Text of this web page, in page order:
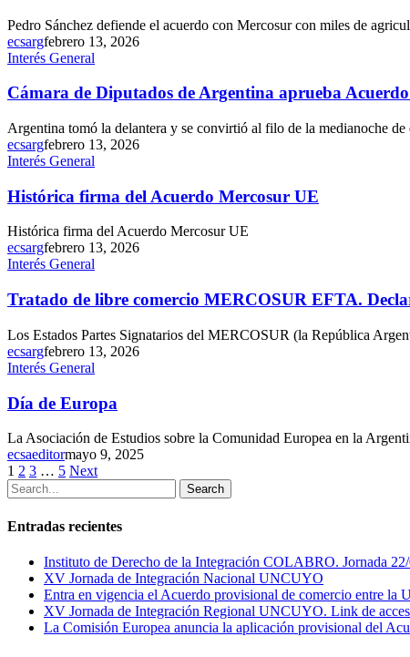
Pedro Sánchez defiende el acuerdo con Mercosur con miles de
ecsargfebrero 13, 2026
Interés General
Cámara de Diputados de Argentina aprueba
Argentina tomó la delantera y se convirtió al filo de la medianoche
ecsargfebrero 13, 2026
Interés General
Histórica firma del Acuerdo Mercosur UE
Histórica firma del Acuerdo Mercosur UE
ecsargfebrero 13, 2026
Interés General
Tratado de libre comercio MERCOSUR EFTA.
Los Estados Partes Signatarios del MERCOSUR (la República
ecsargfebrero 13, 2026
Interés General
Día de Europa
La Asociación de Estudios sobre la Comunidad Europea en la
ecsaeditormayo 9, 2025
1 2 3 … 5 Next
Search
Entradas recientes
Instituto de Derecho de la Integración COLABRO. Jornada
XV Jornada de Integración Nacional UNCUYO
Entra en vigencia el Acuerdo provisional de comercio entre la
XV Jornada de Integración Regional UNCUYO. Link de
La Comisión Europea anuncia la aplicación provisional del